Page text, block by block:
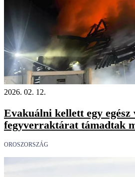
2026. 02. 12.
Evakuálni kellett egy egész
fegyverraktárat támadtak
OROSZORSZÁG